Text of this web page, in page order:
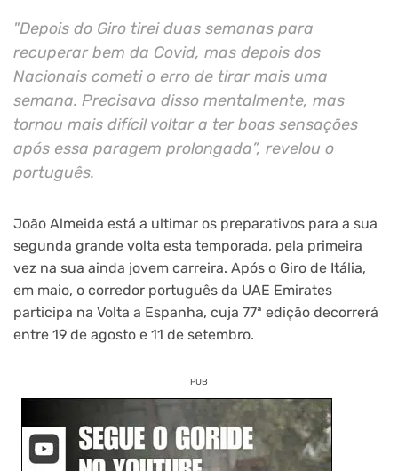
"Depois do Giro tirei duas semanas para
recuperar bem da Covid, mas depois dos
Nacionais cometi o erro de tirar mais uma
semana. Precisava disso mentalmente, mas
tornou mais difícil voltar a ter boas sensações
após essa paragem prolongada”, revelou o
português.
João Almeida está a ultimar os preparativos para a sua
segunda grande volta esta temporada, pela primeira
vez na sua ainda jovem carreira. Após o Giro de Itália,
em maio, o corredor português da UAE Emirates
participa na Volta a Espanha, cuja 77ª edição decorrerá
entre 19 de agosto e 11 de setembro.
PUB